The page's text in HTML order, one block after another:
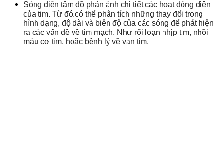
Sóng điện tâm đồ phản ánh chi tiết các hoạt động điện
của tim. Từ đó,có thể phân tích những thay đổi trong
hình dạng, độ dài và biên độ của các sóng để phát hiện
ra các vấn đề về tim mạch. Như rối loạn nhịp tim, nhồi
máu cơ tim, hoặc bệnh lý về van tim.